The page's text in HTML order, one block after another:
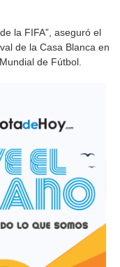
la FIFA”, aseguró el
de la Casa Blanca en
de Fútbol.